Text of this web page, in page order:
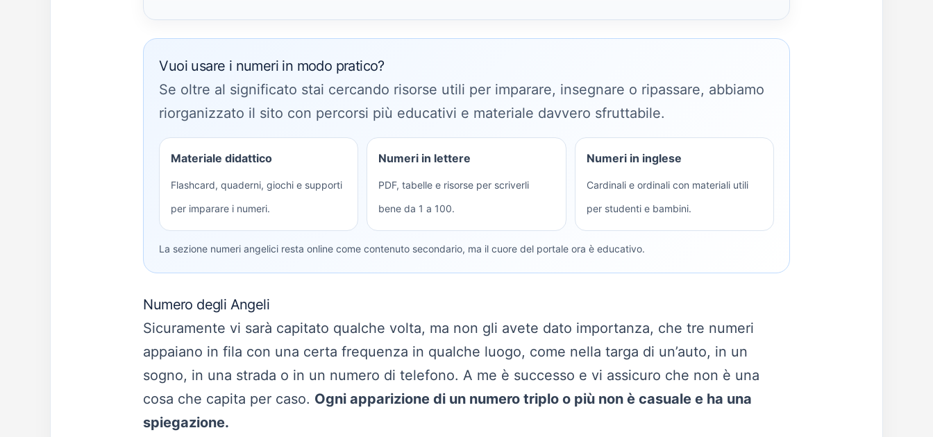
Vuoi usare i numeri in modo pratico?
Se oltre al significato stai cercando risorse utili per imparare, insegnare o ripassare, abbiamo
riorganizzato il sito con percorsi più educativi e materiale davvero sfruttabile.
Materiale didattico
Flashcard, quaderni, giochi e supporti
per imparare i numeri.
Numeri in lettere
PDF, tabelle e risorse per scriverli
bene da 1 a 100.
Numeri in inglese
Cardinali e ordinali con materiali utili
per studenti e bambini.
La sezione numeri angelici resta online come contenuto secondario, ma il cuore del portale ora è educativo.
Numero degli Angeli
Sicuramente vi sarà capitato qualche volta, ma non gli avete dato importanza, che tre numeri
appaiano in fila con una certa frequenza in qualche luogo, come nella targa di un’auto, in un
sogno, in una strada o in un numero di telefono. A me è successo e vi assicuro che non è una
cosa che capita per caso. Ogni apparizione di un numero triplo o più non è casuale e ha una
spiegazione.